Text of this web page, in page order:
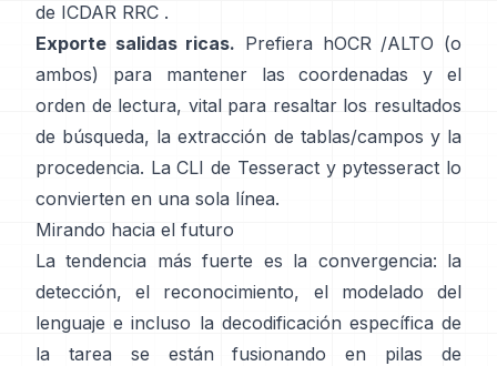
de ICDAR RRC .
Exporte salidas ricas. Prefiera hOCR /ALTO (o
ambos) para mantener las coordenadas y el
orden de lectura, vital para resaltar los resultados
de búsqueda, la extracción de tablas/campos y la
procedencia. La CLI de Tesseract y pytesseract lo
convierten en una sola línea.
Mirando hacia el futuro
La tendencia más fuerte es la convergencia: la
detección, el reconocimiento, el modelado del
lenguaje e incluso la decodificación específica de
la tarea se están fusionando en pilas de